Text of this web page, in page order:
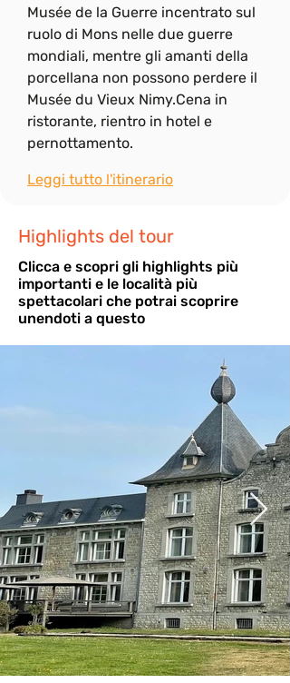
Musée de la Guerre incentrato sul
ruolo di Mons nelle due guerre
mondiali, mentre gli amanti della
porcellana non possono perdere il
Musée du Vieux Nimy.Cena in
ristorante, rientro in hotel e
pernottamento.
Leggi tutto l'itinerario
Highlights del tour
Clicca e scopri gli highlights più
importanti e le località più
spettacolari che potrai scoprire
unendoti a questo